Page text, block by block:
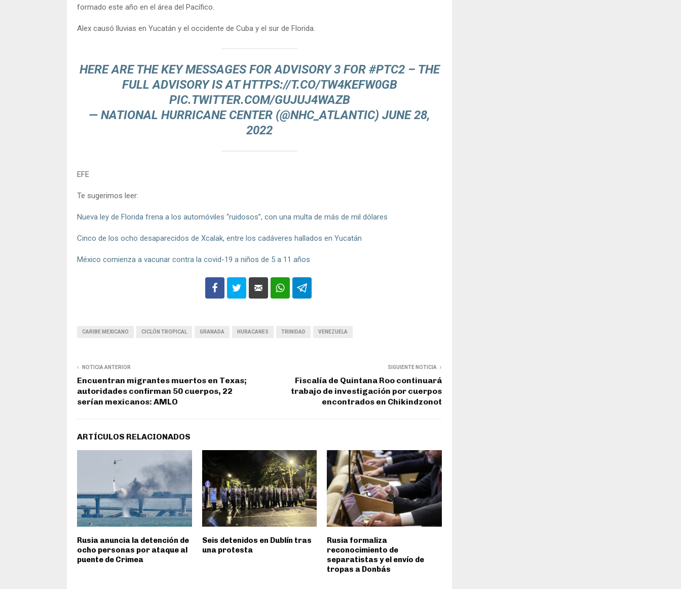
formado este año en el área del Pacífico.
Alex causó lluvias en Yucatán y el occidente de Cuba y el sur de Florida.
HERE ARE THE KEY MESSAGES FOR ADVISORY 3 FOR #PTC2– THE
FULL ADVISORY IS ATHTTPS://T.CO/TW4KEFW0GB
PIC.TWITTER.COM/GUJUJ4WAZB
— NATIONAL HURRICANE CENTER (@NHC_ATLANTIC) JUNE 28,
2022
EFE
Te sugerimos leer:
Nueva ley de Florida frena a los automóviles “ruidosos”, con una multa de más de mil dólares
Cinco de los ocho desaparecidos de Xcalak, entre los cadáveres hallados en Yucatán
México comienza a vacunar contra la covid-19 a niños de 5 a 11 años
CARIBE MEXICANO CICLÓN TROPICAL GRANADA HURACANES TRINIDAD VENEZUELA
NOTICIA ANTERIOR
Encuentran migrantes muertos en Texas;
autoridades confirman 50 cuerpos, 22
serían mexicanos: AMLO
SIGUIENTE NOTICIA
Fiscalía de Quintana Roo continuará
trabajo de investigación por cuerpos
encontrados en Chikindzonot
ARTÍCULOS RELACIONADOS
Rusia anuncia la detención de
ocho personas por ataque al
puente de Crimea
Seis detenidos en Dublín tras
una protesta
Rusia formaliza
reconocimiento de
separatistas y el envío de
tropas a Donbás